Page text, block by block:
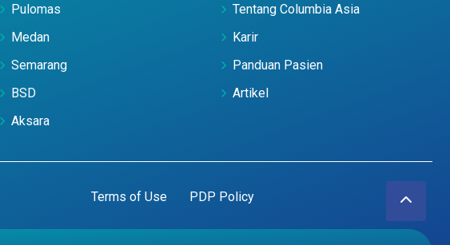
Pulomas
Medan
Semarang
BSD
Aksara
Tentang Columbia Asia
Karir
Panduan Pasien
Artikel
Terms of Use PDP Policy